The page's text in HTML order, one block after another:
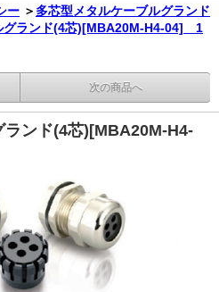
ー ＞ 多芯型メタルケーブルグランド
グランド(4芯)[MBA20M-H4-04] 1
次の商品へ
ンド(4芯)[MBA20M-H4-